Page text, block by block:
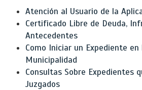
Atención al Usuario de la
Certificado Libre de Deuda,
Antecedentes
Como Iniciar un Expediente en
Municipalidad
Consultas Sobre Expedientes
Juzgados